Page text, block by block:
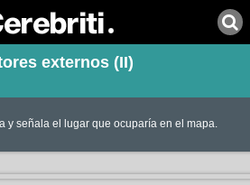
externos (II)
y señala el lugar que ocuparía en el mapa.